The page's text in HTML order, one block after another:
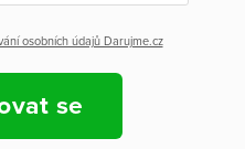
osobních údajů Darujme.cz
se